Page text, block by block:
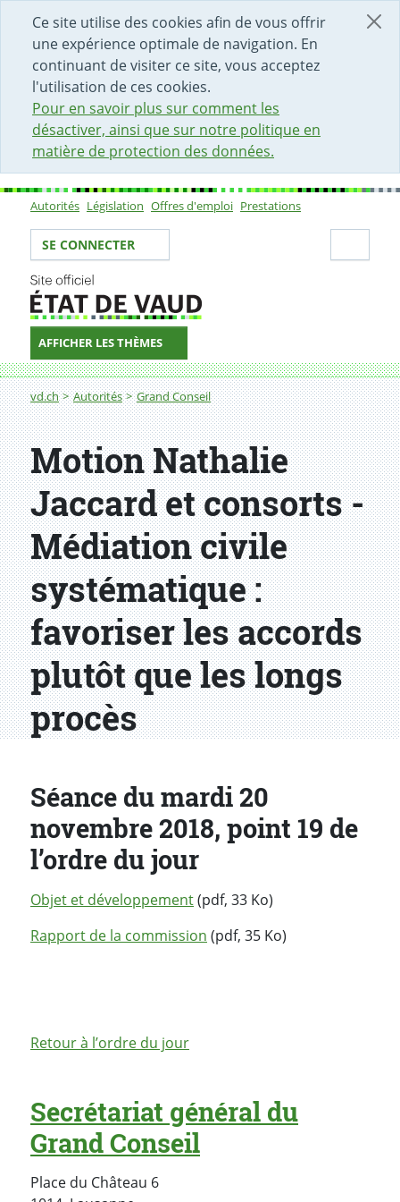
Ce site utilise des cookies afin de vous offrir
une expérience optimale de navigation. En
continuant de visiter ce site, vous acceptez
l'utilisation de ces cookies.
Pour en savoir plus sur comment les
désactiver, ainsi que sur notre politique en
matière de protection des données.
DÉBUT DU CONTENU DE LA PAGE
ACCÈS AU CHAMP DE RECHERCHE
PAGE D'ACCUEIL
FORMULAIRE DE CONTACT
Sous-navigation
Autorités Législation Offres d'emploi Prestations
Votre identité
SE CONNECTER
AFFICHER LES THÈMES
Fil d'Ariane
vd.ch Autorités Grand Conseil
Motion Nathalie
Jaccard et consorts -
Médiation civile
systématique :
favoriser les accords
plutôt que les longs
procès
Séance du mardi 20
novembre 2018, point 19 de
l’ordre du jour
Objet et développement(pdf, 33 Ko)
Rapport de la commission (pdf, 35 Ko)
Retour à l’ordre du jour
Secrétariat général du
Grand Conseil
Place du Château 6